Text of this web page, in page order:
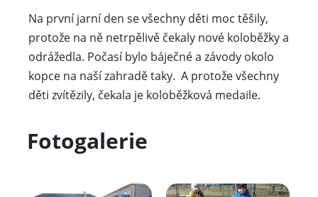
Na první jarní den se všechny děti moc těšily,
protože na ně netrpělivě čekaly nové koloběžky a
odrážedla. Počasí bylo báječné a závody okolo
kopce na naší zahradě taky. A protože všechny
děti zvítězily, čekala je koloběžková medaile.
Fotogalerie